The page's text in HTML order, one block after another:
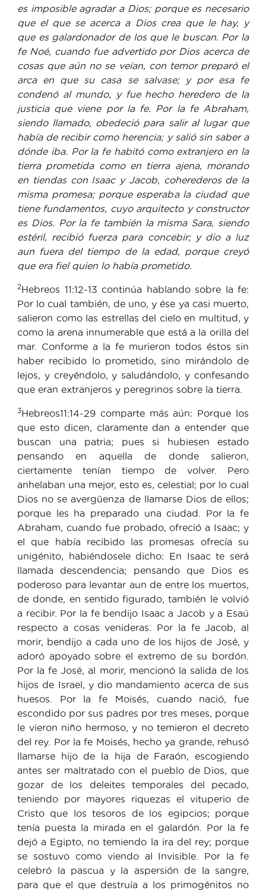
es imposible agradar a Dios; porque es necesario
que el que se acerca a Dios crea que le hay, y
que es galardonador de los que le buscan. Por la
fe Noé, cuando fue advertido por Dios acerca de
cosas que aún no se veían, con temor preparó el
arca en que su casa se salvase; y por esa fe
condenó al mundo, y fue hecho heredero de la
justicia que viene por la fe. Por la fe Abraham,
siendo llamado, obedeció para salir al lugar que
había de recibir como herencia; y salió sin saber a
dónde iba. Por la fe habitó como extranjero en la
tierra prometida como en tierra ajena, morando
en tiendas con Isaac y Jacob, coherederos de la
misma promesa; porque esperaba la ciudad que
tiene fundamentos, cuyo arquitecto y constructor
es Dios. Por la fe también la misma Sara, siendo
estéril, recibió fuerza para concebir; y dio a luz
aun fuera del tiempo de la edad, porque creyó
que era fiel quien lo había prometido.
2Hebreos 11:12-13 continúa hablando sobre la fe:
Por lo cual también, de uno, y ése ya casi muerto,
salieron como las estrellas del cielo en multitud, y
como la arena innumerable que está a la orilla del
mar. Conforme a la fe murieron todos éstos sin
haber recibido lo prometido, sino mirándolo de
lejos, y creyéndolo, y saludándolo, y confesando
que eran extranjeros y peregrinos sobre la tierra.
3Hebreos11:14-29 comparte más aún: Porque los
que esto dicen, claramente dan a entender que
buscan una patria; pues si hubiesen estado
pensando en aquella de donde salieron,
ciertamente tenían tiempo de volver. Pero
anhelaban una mejor, esto es, celestial; por lo cual
Dios no se avergüenza de llamarse Dios de ellos;
porque les ha preparado una ciudad. Por la fe
Abraham, cuando fue probado, ofreció a Isaac; y
el que había recibido las promesas ofrecía su
unigénito, habiéndosele dicho: En Isaac te será
llamada descendencia; pensando que Dios es
poderoso para levantar aun de entre los muertos,
de donde, en sentido figurado, también le volvió
a recibir. Por la fe bendijo Isaac a Jacob y a Esaú
respecto a cosas venideras. Por la fe Jacob, al
morir, bendijo a cada uno de los hijos de José, y
adoró apoyado sobre el extremo de su bordón.
Por la fe José, al morir, mencionó la salida de los
hijos de Israel, y dio mandamiento acerca de sus
huesos. Por la fe Moisés, cuando nació, fue
escondido por sus padres por tres meses, porque
le vieron niño hermoso, y no temieron el decreto
del rey. Por la fe Moisés, hecho ya grande, rehusó
llamarse hijo de la hija de Faraón, escogiendo
antes ser maltratado con el pueblo de Dios, que
gozar de los deleites temporales del pecado,
teniendo por mayores riquezas el vituperio de
Cristo que los tesoros de los egipcios; porque
tenía puesta la mirada en el galardón. Por la fe
dejó a Egipto, no temiendo la ira del rey; porque
se sostuvo como viendo al Invisible. Por la fe
celebró la pascua y la aspersión de la sangre,
para que el que destruía a los primogénitos no